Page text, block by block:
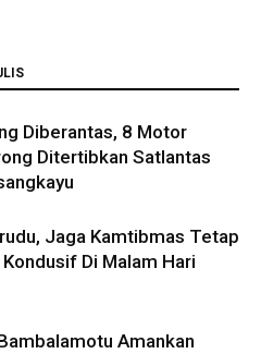
Diberantas, 8 Motor
Ditertibkan Satlantas
Jaga Kamtibmas Tetap
Di Malam Hari
Amankan